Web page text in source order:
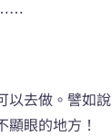
……
以去做。譬如說
眼的地方！